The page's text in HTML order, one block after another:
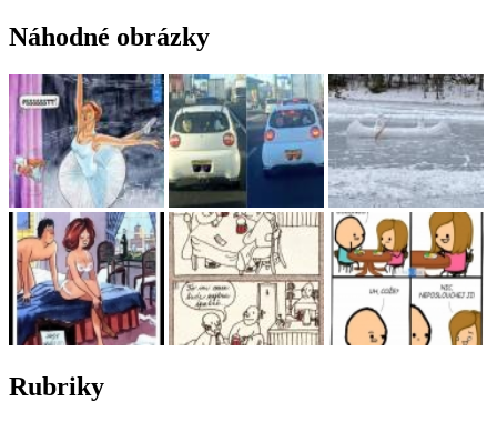
Náhodné obrázky
Rubriky